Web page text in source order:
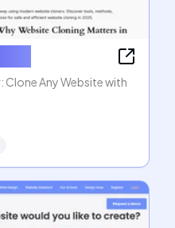
Clone Any Website with